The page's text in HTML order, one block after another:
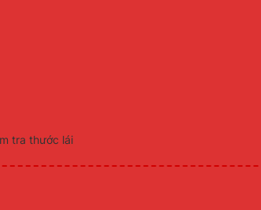
tra thước lái